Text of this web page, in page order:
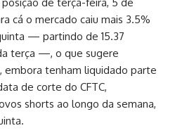
cá o mercado caiu mais 3.5%
— partindo de 15.37
terça —, o que sugere
tenham liquidado parte
de corte do CFTC,
shorts ao longo da semana,